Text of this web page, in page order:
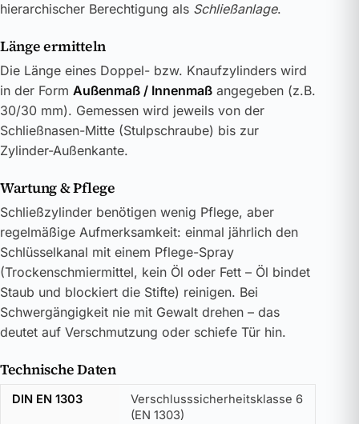
hierarchischer Berechtigung als Schließanlage.
Länge ermitteln
Die Länge eines Doppel- bzw. Knaufzylinders wird
in der Form Außenmaß / Innenmaß angegeben (z.B.
30/30 mm). Gemessen wird jeweils von der
Schließnasen-Mitte (Stulpschraube) bis zur
Zylinder-Außenkante.
Wartung & Pflege
Schließzylinder benötigen wenig Pflege, aber
regelmäßige Aufmerksamkeit: einmal jährlich den
Schlüsselkanal mit einem Pflege-Spray
(Trockenschmiermittel, kein Öl oder Fett – Öl bindet
Staub und blockiert die Stifte) reinigen. Bei
Schwergängigkeit nie mit Gewalt drehen – das
deutet auf Verschmutzung oder schiefe Tür hin.
Technische Daten
DIN EN 1303
Verschlusssicherheitsklasse 6
(EN 1303)